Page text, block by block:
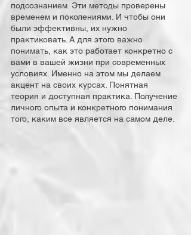
подсознанием. Эти методы проверены
временем и поколениями. И чтобы они
были эффективны, их нужно
практиковать. А для этого важно
понимать, как это работает конкретно с
вами в вашей жизни при современных
условиях. Именно на этом мы делаем
акцент на своих курсах. Понятная
теория и доступная практика. Получение
личного опыта и конкретного понимания
того, каким все является на самом деле.